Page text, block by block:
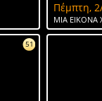
Πέμπτη,
ΜΙΑ ΕΙΚΟΝΑ
51